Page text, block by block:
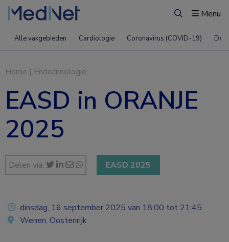
ZoekenMenu
Alle vakgebieden Cardiologie Coronavirus (COVID-19)
Home | Endocrinologie
EASD in ORANJE
2025
Delen via: EASD 2025
dinsdag, 16 september 2025 van 18:00 tot 21:45
Wenen, Oostenrijk